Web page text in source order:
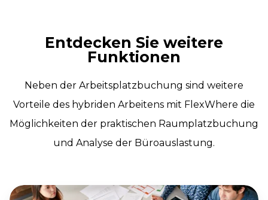
Entdecken Sie weitere
Funktionen
Neben der Arbeitsplatzbuchung sind weitere
Vorteile des hybriden Arbeitens mit FlexWhere die
Möglichkeiten der praktischen Raumplatzbuchung
und Analyse der Büroauslastung.
Buchung